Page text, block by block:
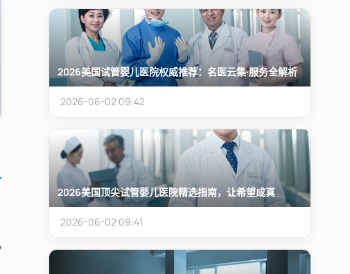
2026美国试管婴儿医院权威推荐：名医云集·服务全解析
2026-06-02 09:42
2026美国顶尖试管婴儿医院精选指南，让希望成真
2026-06-02 09:41